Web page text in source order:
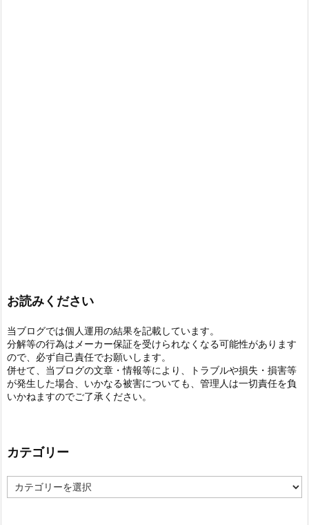
お読みください
当ブログでは個人運用の結果を記載しています。
分解等の行為はメーカー保証を受けられなくなる可能性があります
ので、必ず自己責任でお願いします。
併せて、当ブログの文章・情報等により、トラブルや損失・損害等
が発生した場合、いかなる被害についても、管理人は一切責任を負
いかねますのでご了承ください。
カテゴリー
テ